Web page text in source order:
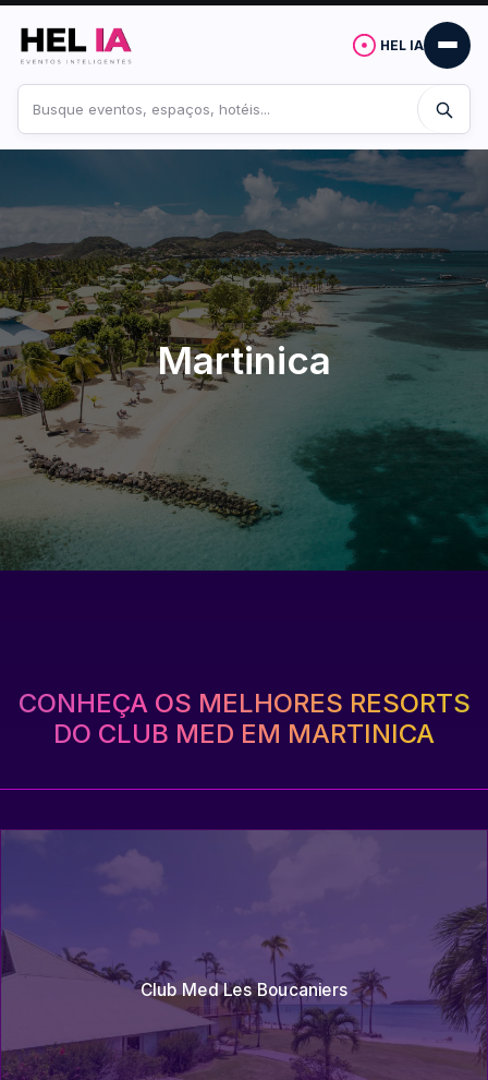
HEL IA
no
site
Martinica
CONHEÇA OS MELHORES RESORTS
DO CLUB MED EM MARTINICA
Club Med Les Boucaniers